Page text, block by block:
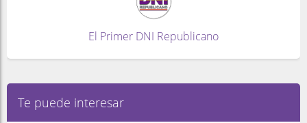
El Primer DNI Republicano
Te puede interesar